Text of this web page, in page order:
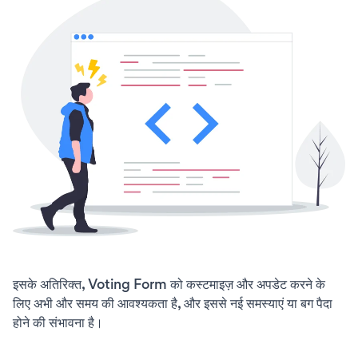
इसके अतिरिक्त, Voting Form को कस्टमाइज़ और अपडेट करने के
लिए अभी और समय की आवश्यकता है, और इससे नई समस्याएं या बग पैदा
होने की संभावना है।